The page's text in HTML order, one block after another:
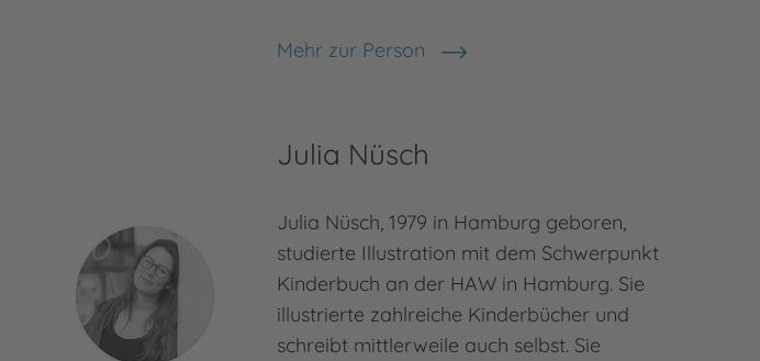
Mehr zur Person
Jan Kaiser
Julia Nüsch
Julia Nüsch, 1979 in Hamburg geboren,
studierte Illustration mit dem Schwerpunkt
Kinderbuch an der HAW in Hamburg. Sie
illustrierte zahlreiche Kinderbücher und
schreibt mittlerweile auch selbst. Sie